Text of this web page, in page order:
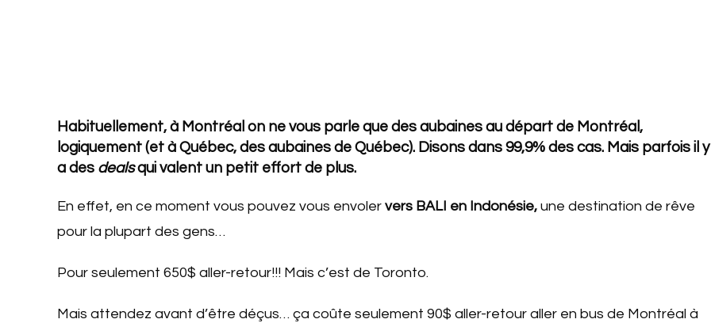
Habituellement, à Montréal on ne vous parle que des aubaines au départ de Montréal,
logiquement (et à Québec, des aubaines de Québec). Disons dans 99,9% des cas. Mais parfois il y
a des dealsqui valent un petit effort de plus.
En effet, en ce moment vous pouvez vous envoler vers BALI en Indonésie, une destination de rêve
pour la plupart des gens…
Pour seulement 650$ aller-retour!!! Mais c’est de Toronto.
Mais attendez avant d’être déçus… ça coûte seulement 90$ aller-retour aller en bus de Montréal à